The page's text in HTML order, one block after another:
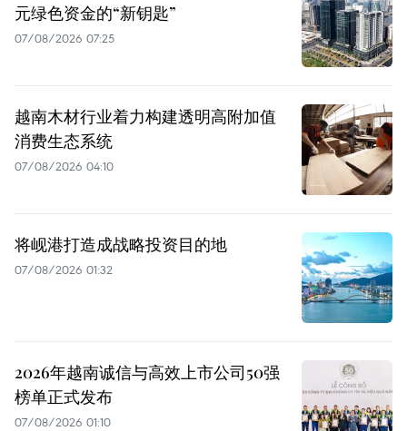
元绿色资金的“新钥匙”
07/08/2026 07:25
越南木材行业着力构建透明高附加值
消费生态系统
07/08/2026 04:10
将岘港打造成战略投资目的地
07/08/2026 01:32
2026年越南诚信与高效上市公司50强
榜单正式发布
07/08/2026 01:10